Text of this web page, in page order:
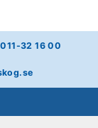
32 16 00